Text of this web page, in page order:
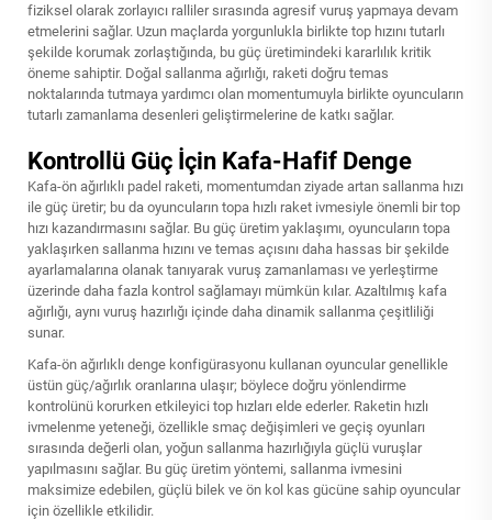
fiziksel olarak zorlayıcı ralliler sırasında agresif vuruş yapmaya devam
etmelerini sağlar. Uzun maçlarda yorgunlukla birlikte top hızını tutarlı
şekilde korumak zorlaştığında, bu güç üretimindeki kararlılık kritik
öneme sahiptir. Doğal sallanma ağırlığı, raketi doğru temas
noktalarında tutmaya yardımcı olan momentumuyla birlikte oyuncuların
tutarlı zamanlama desenleri geliştirmelerine de katkı sağlar.
Kontrollü Güç İçin Kafa-Hafif Denge
Kafa-ön ağırlıklı padel raketi, momentumdan ziyade artan sallanma hızı
ile güç üretir; bu da oyuncuların topa hızlı raket ivmesiyle önemli bir top
hızı kazandırmasını sağlar. Bu güç üretim yaklaşımı, oyuncuların topa
yaklaşırken sallanma hızını ve temas açısını daha hassas bir şekilde
ayarlamalarına olanak tanıyarak vuruş zamanlaması ve yerleştirme
üzerinde daha fazla kontrol sağlamayı mümkün kılar. Azaltılmış kafa
ağırlığı, aynı vuruş hazırlığı içinde daha dinamik sallanma çeşitliliği
sunar.
Kafa-ön ağırlıklı denge konfigürasyonu kullanan oyuncular genellikle
üstün güç/ağırlık oranlarına ulaşır; böylece doğru yönlendirme
kontrolünü korurken etkileyici top hızları elde ederler. Raketin hızlı
ivmelenme yeteneği, özellikle smaç değişimleri ve geçiş oyunları
sırasında değerli olan, yoğun sallanma hazırlığıyla güçlü vuruşlar
yapılmasını sağlar. Bu güç üretim yöntemi, sallanma ivmesini
maksimize edebilen, güçlü bilek ve ön kol kas gücüne sahip oyuncular
için özellikle etkilidir.